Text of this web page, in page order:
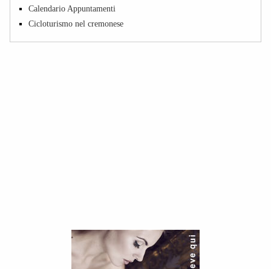
Calendario Appuntamenti
Cicloturismo nel cremonese